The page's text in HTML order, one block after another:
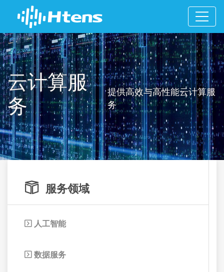
云计算服
务
提供高效与高性能云计算服
务
 服务领域
 人工智能
 数据服务